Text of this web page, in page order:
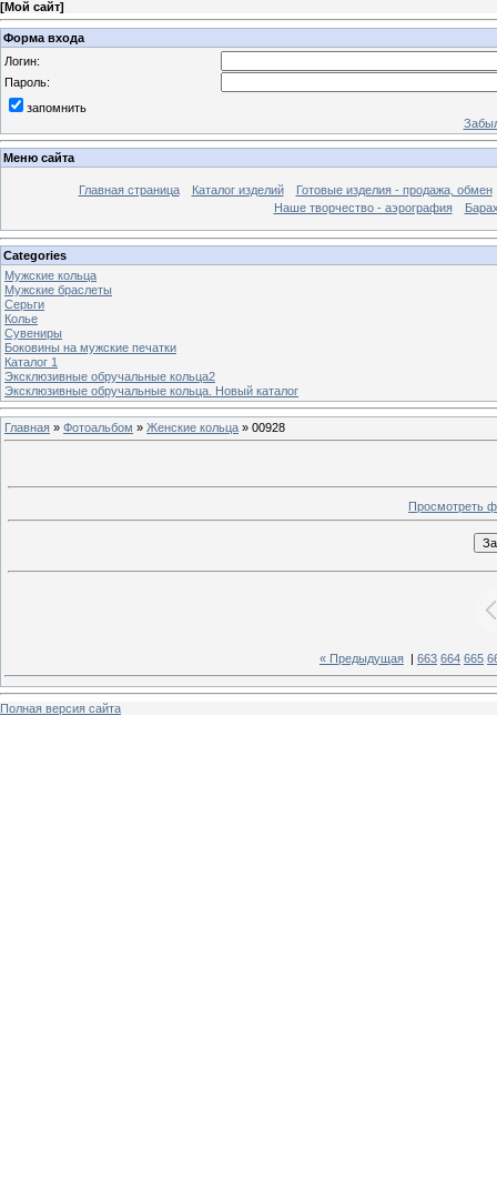
[Мой сайт]
Форма входа
Логин:
Пароль:
запомнить
Меню сайта
Главная страница Каталог изделий
Готовые изделия - продажа, обмен
Наше творчество - аэрография
Categories
Мужские кольца
Мужские браслеты
Серьги
Колье
Сувениры
Боковины на мужские печатки
Каталог 1
Эксклюзивные обручальные кольца2
Эксклюзивные обручальные кольца. Новый каталог
Главная » Фотоальбом » Женские кольца » 00928
Просмотреть
« Предыдущая 663 664 665
Полная версия сайта